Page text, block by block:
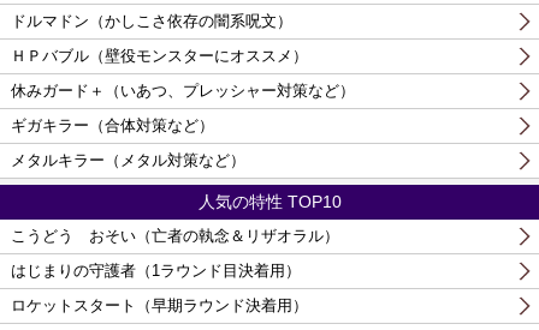
ドルマドン（かしこさ依存の闇系呪文）
ＨＰバブル（壁役モンスターにオススメ）
休みガード＋（いあつ、プレッシャー対策など）
ギガキラー（合体対策など）
メタルキラー（メタル対策など）
人気の特性 TOP10
こうどう おそい（亡者の執念＆リザオラル）
はじまりの守護者（1ラウンド目決着用）
ロケットスタート（早期ラウンド決着用）